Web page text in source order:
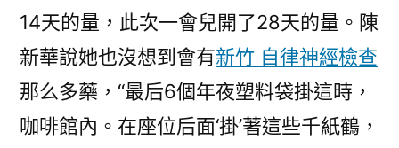
14天的量，此次一會兒開了28天的量。陳
新華說她也沒想到會有新竹 自律神經檢查
那么多藥，“最后6個年夜塑料袋掛這時，
咖啡館內。在座位后面‘掛’著這些千紙鶴，